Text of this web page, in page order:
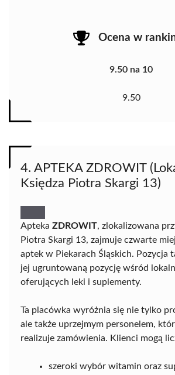
Ocena w
9.50 na 10
9.50
4. APTEKA ZDROWIT
Księdza Piotra Skargi 13)
Apteka ZDROWIT, zlokalizowana
Piotra Skargi 13, zajmuje czwarte
aptek w Piekarach Śląskich. Pozycja
jej ugruntowaną pozycję wśród
oferujących leki i suplementy.
Ta placówka wyróżnia się nie tylko
ale także uprzejmym personelem,
realizuje zamówienia. Klienci mogą
szeroki wybór witamin oraz